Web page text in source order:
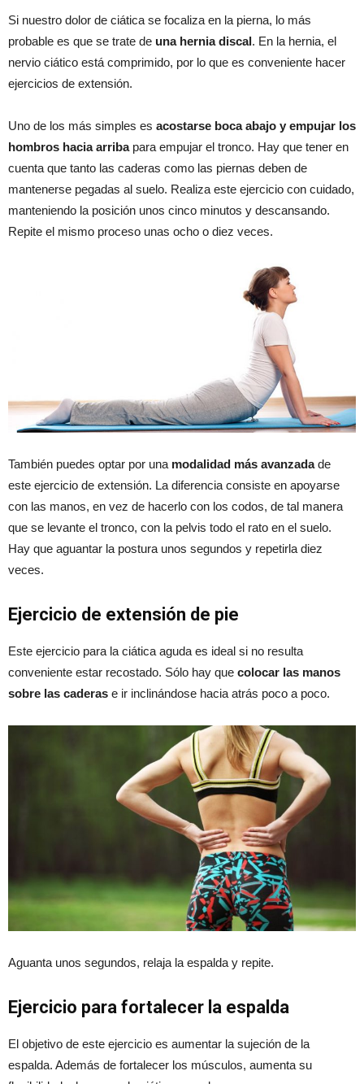
Si nuestro dolor de ciática se focaliza en la pierna, lo más
probable es que se trate de una hernia discal. En la hernia, el
nervio ciático está comprimido, por lo que es conveniente hacer
ejercicios de extensión.
Uno de los más simples es acostarse boca abajo y empujar los
hombros hacia arribapara empujar el tronco. Hay que tener en
cuenta que tanto las caderas como las piernas deben de
mantenerse pegadas al suelo. Realiza este ejercicio con cuidado,
manteniendo la posición unos cinco minutos y descansando.
Repite el mismo proceso unas ocho o diez veces.
También puedes optar por una modalidad más avanzadade
este ejercicio de extensión. La diferencia consiste en apoyarse
con las manos, en vez de hacerlo con los codos, de tal manera
que se levante el tronco, con la pelvis todo el rato en el suelo.
Hay que aguantar la postura unos segundos y repetirla diez
veces.
Ejercicio de extensión de pie
Este ejercicio para la ciática aguda es ideal si no resulta
conveniente estar recostado. Sólo hay que colocar las manos
sobre las caderas e ir inclinándose hacia atrás poco a poco.
Aguanta unos segundos, relaja la espalda y repite.
Ejercicio para fortalecer la espalda
El objetivo de este ejercicio es aumentar la sujeción de la
espalda. Además de fortalecer los músculos, aumenta su